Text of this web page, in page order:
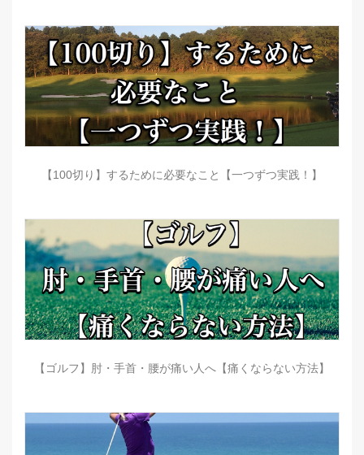
【100切り】するために必要なこと【一つずつ実践！】
【ゴルフ】肘・手首・腰が痛い人へ【痛くならない方法】